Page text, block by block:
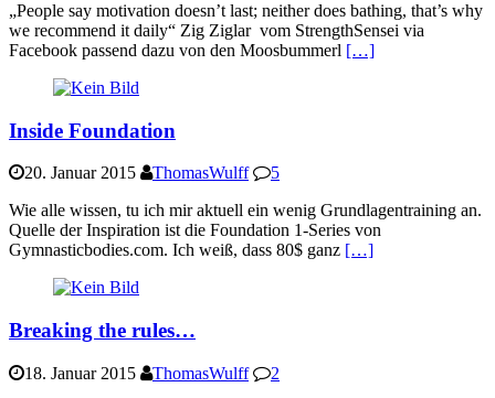
„People say motivation doesn’t last; neither does bathing, that’s why
we recommend it daily“ Zig Ziglar vom StrengthSensei via
Facebook passend dazu von den Moosbummerl […]
Inside Foundation
20. Januar 2015 ThomasWulff
5
Wie alle wissen, tu ich mir aktuell ein wenig Grundlagentraining an.
Quelle der Inspiration ist die Foundation 1-Series von
Gymnasticbodies.com. Ich weiß, dass 80$ ganz […]
Breaking the rules…
18. Januar 2015 ThomasWulff
2